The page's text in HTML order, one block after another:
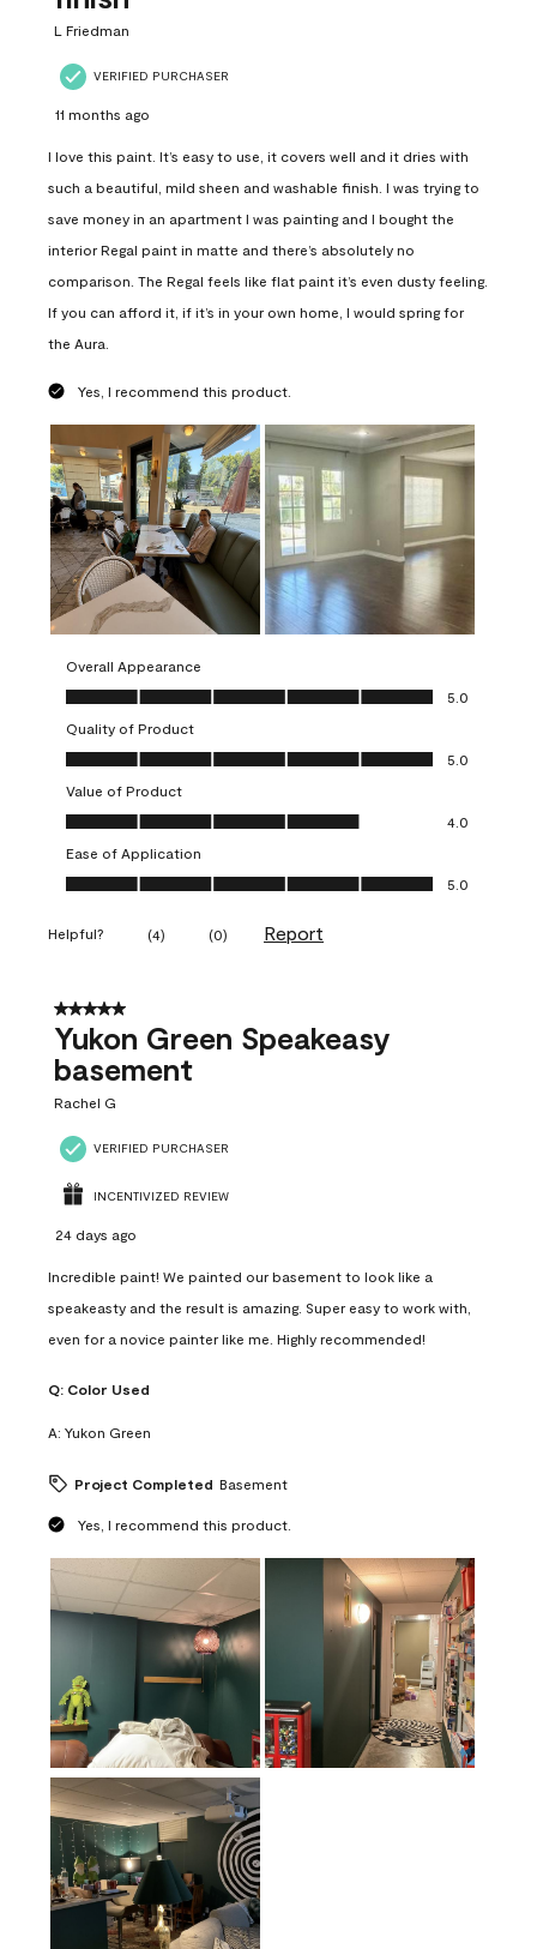
L Friedman
VERIFIED PURCHASER
11 months ago
I love this paint. It’s easy to use, it covers well and it dries with
such a beautiful, mild sheen and washable finish. I was trying to
save money in an apartment I was painting and I bought the
interior Regal paint in matte and there’s absolutely no
comparison. The Regal feels like flat paint it’s even dusty feeling.
If you can afford it, if it’s in your own home, I would spring for
the Aura.
Yes, I recommend this product.
Overall Appearance
Overall Appearance, 5.0 out of 5
5.0
Quality of Product
Quality of Product, 5.0 out of 5
5.0
Value of Product
Value of Product, 4.0 out of 5
4.0
Ease of Application
Ease of Application, 5.0 out of 5
5.0
Helpful? (4) (0) Report
5 out of 5 stars.
Yukon Green Speakeasy
basement
Rachel G
VERIFIED PURCHASER
INCENTIVIZED REVIEW
24 days ago
Incredible paint! We painted our basement to look like a
speakeasty and the result is amazing. Super easy to work with,
even for a novice painter like me. Highly recommended!
Q: Color Used
A: Yukon Green
Project Completed Basement
Yes, I recommend this product.